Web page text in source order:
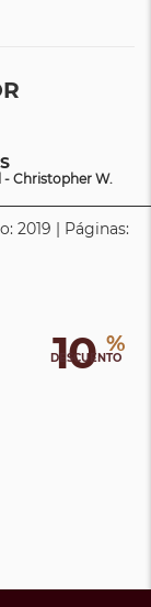
Christopher W.
2019 | Páginas:
10 %
DESCUENTO